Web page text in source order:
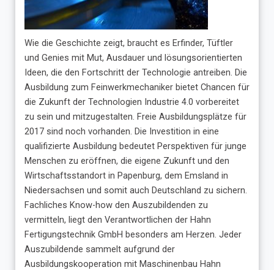
Wie die Geschichte zeigt, braucht es Erfinder, Tüftler
und Genies mit Mut, Ausdauer und lösungsorientierten
Ideen, die den Fortschritt der Technologie antreiben. Die
Ausbildung zum Feinwerkmechaniker bietet Chancen für
die Zukunft der Technologien Industrie 4.0 vorbereitet
zu sein und mitzugestalten. Freie Ausbildungsplätze für
2017 sind noch vorhanden. Die Investition in eine
qualifizierte Ausbildung bedeutet Perspektiven für junge
Menschen zu eröffnen, die eigene Zukunft und den
Wirtschaftsstandort in Papenburg, dem Emsland in
Niedersachsen und somit auch Deutschland zu sichern.
Fachliches Know-how den Auszubildenden zu
vermitteln, liegt den Verantwortlichen der Hahn
Fertigungstechnik GmbH besonders am Herzen. Jeder
Auszubildende sammelt aufgrund der
Ausbildungskooperation mit Maschinenbau Hahn